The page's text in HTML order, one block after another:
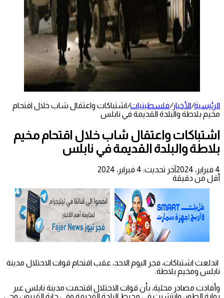
الرئيسية/الأخبار/فلسطينيات/اشتباكات واعتقال شاب خلال اقتحام
مخيم بلاطة والبلدة القديمة في نابلس
اشتباكات واعتقال شاب خلال اقتحام مخيم
بلاطة والبلدة القديمة في نابلس
4 فبراير، 2024
آخر تحديث: 4 فبراير، 2024
أقل من دقيقة
اندلعت اشتباكات، فجر اليوم الاحد، عقب اقتحام قوات الاحتلال مدينة
نابلس ومخيم بلاطة.
وأفادت مصادر محلية، بأن قوات الاحتلال اقتحمت مدينة نابلس عبر